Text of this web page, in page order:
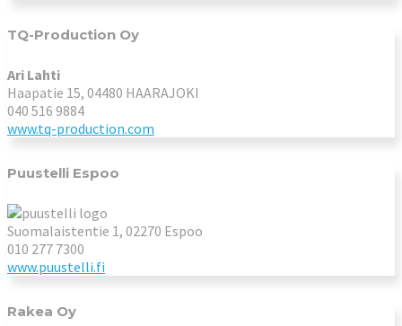
TQ-Production Oy
Ari Lahti
Haapatie 15, 04480 HAARAJOKI
040 516 9884
www.tq-production.com
Puustelli Espoo
Suomalaistentie 1, 02270 Espoo
010 277 7300
www.puustelli.fi
Rakea Oy